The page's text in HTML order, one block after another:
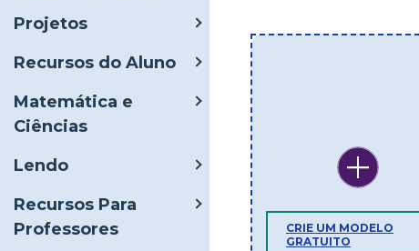
Projetos
Recursos do Aluno
Matemática e
Ciências
Lendo
Recursos Para
Professores
CRIE UM MODELO
GRATUITO